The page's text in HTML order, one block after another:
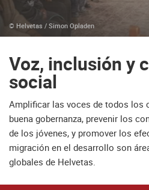
© Helvetas / Simon Opladen
Voz, inclusión y
social
Amplificar las voces de todos los
buena gobernanza, prevenir los
de los jóvenes, y promover los
migración en el desarrollo son
globales de Helvetas.